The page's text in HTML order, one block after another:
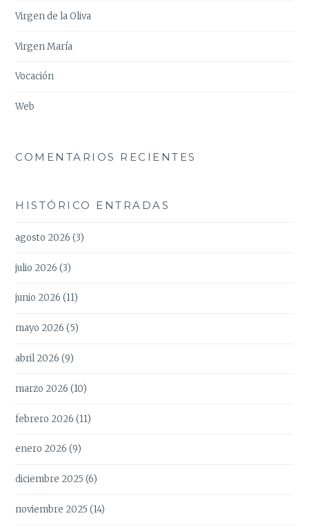
Virgen de la Oliva
Virgen María
Vocación
Web
COMENTARIOS RECIENTES
HISTÓRICO ENTRADAS
agosto 2026 (3)
julio 2026 (3)
junio 2026 (11)
mayo 2026 (5)
abril 2026 (9)
marzo 2026 (10)
febrero 2026 (11)
enero 2026 (9)
diciembre 2025 (6)
noviembre 2025 (14)